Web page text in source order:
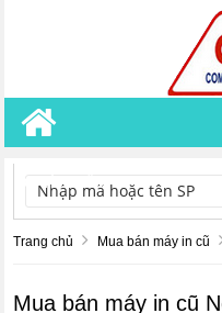
TÌM KIẾM
Trang chủ Mua bán máy in cũ
Mua bán máy in cũ